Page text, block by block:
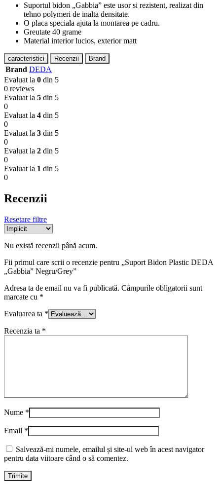
Suportul bidon „Gabbia” este usor si rezistent, realizat din
tehno polymeri de inalta densitate.
O placa speciala ajuta la montarea pe cadru.
Greutate 40 grame
Material interior lucios, exterior matt
caracteristici Recenzii Brand
Brand DEDA
Evaluat la 0 din 5
0 reviews
Evaluat la 5 din 5
0
Evaluat la 4 din 5
0
Evaluat la 3 din 5
0
Evaluat la 2 din 5
0
Evaluat la 1 din 5
0
Recenzii
Resetare filtre
Nu există recenzii până acum.
Fii primul care scrii o recenzie pentru „Suport Bidon Plastic DEDA
„Gabbia” Negru/Grey”
Adresa ta de email nu va fi publicată. Câmpurile obligatorii sunt
marcate cu *
Evaluarea ta *
Recenzia ta *
Nume *
Email *
Salvează-mi numele, emailul și site-ul web în acest navigator
pentru data viitoare când o să comentez.